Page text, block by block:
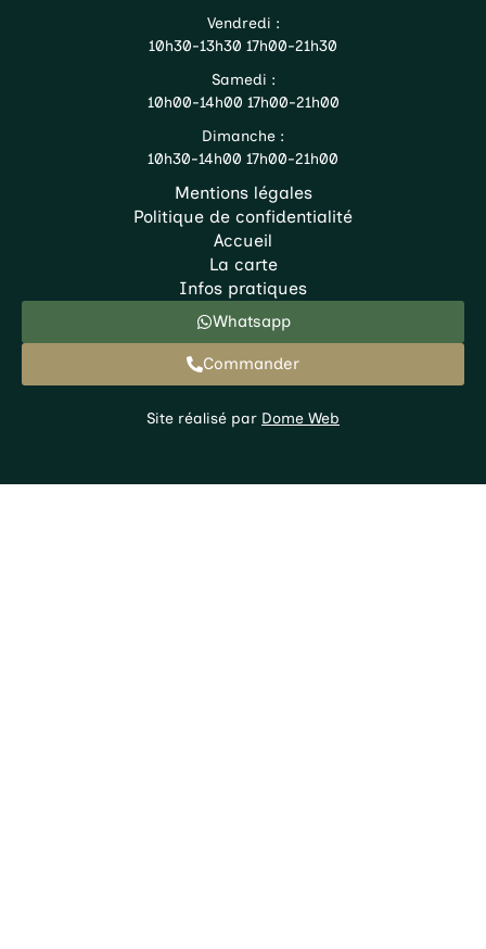
Vendredi :
10h30-13h30 17h00-21h30
Samedi :
10h00-14h00 17h00-21h00
Dimanche :
10h30-14h00 17h00-21h00
Commander
Whatsapp
Accueil
La carte
Infos pratiques
Mentions légales
Politique de confidentialité
Site réalisé par Dome Web